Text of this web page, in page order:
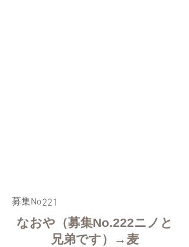
​募集No221
なおや（募集No.222ニノと
兄弟です）→麦